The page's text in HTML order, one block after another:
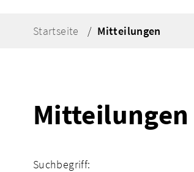
Startseite Mitteilungen
Mitteilungen
Suchbegriff: